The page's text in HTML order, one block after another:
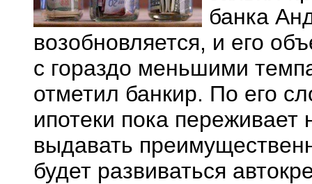
банка
возобновляется, и его
с гораздо меньшими
отметил банкир. По его
ипотеки пока
выдавать
будет развиваться